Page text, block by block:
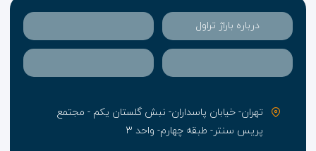
درباره باراژ تراول
تهران- خیابان پاسداران- نبش گلستان یکم - مجتمع
پریس سنتر- طبقه چهارم- واحد ۳